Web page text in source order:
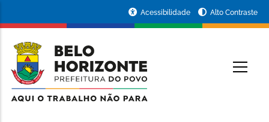
conteúdo
principal
da
Prefeitura
de
Acessibilidade Alto Contraste